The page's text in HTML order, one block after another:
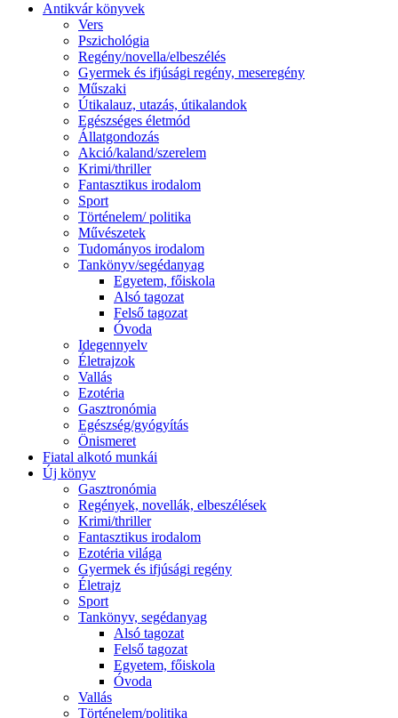
Antikvár könyvek
Vers
Pszichológia
Regény/novella/elbeszélés
Gyermek és ifjúsági regény, meseregény
Műszaki
Útikalauz, utazás, útikalandok
Egészséges életmód
Állatgondozás
Akció/kaland/szerelem
Krimi/thriller
Fantasztikus irodalom
Sport
Történelem/ politika
Művészetek
Tudományos irodalom
Tankönyv/segédanyag
Egyetem, főiskola
Alsó tagozat
Felső tagozat
Óvoda
Idegennyelv
Életrajzok
Vallás
Ezotéria
Gasztronómia
Egészség/gyógyítás
Önismeret
Fiatal alkotó munkái
Új könyv
Gasztronómia
Regények, novellák, elbeszélések
Krimi/thriller
Fantasztikus irodalom
Ezotéria világa
Gyermek és ifjúsági regény
Életrajz
Sport
Tankönyv, segédanyag
Alsó tagozat
Felső tagozat
Egyetem, főiskola
Óvoda
Vallás
Történelem/politika